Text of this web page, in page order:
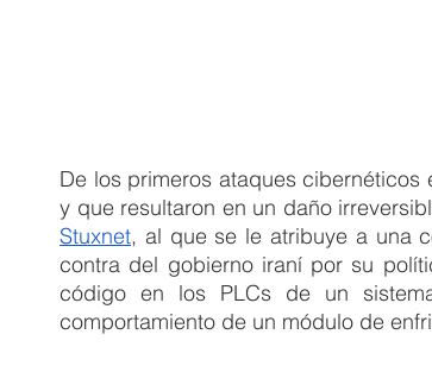
De los primeros ataques
Stuxnet, al que se le atribuye a una
contra del gobierno iraní por su
código en los PLCs de un
comportamiento de un módulo de